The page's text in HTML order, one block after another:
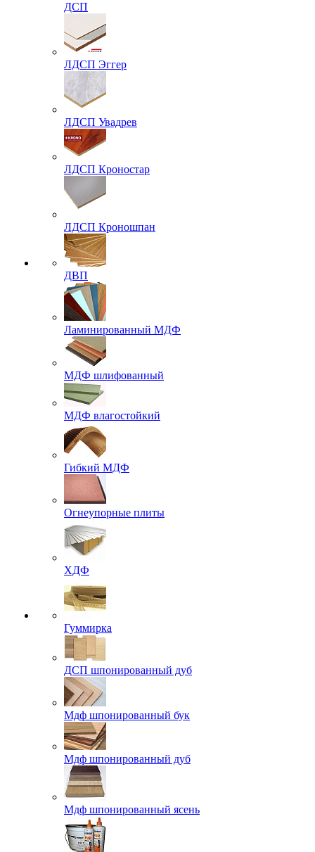
ДСП
ЛДСП Эггер
ЛДСП Увадрев
ЛДСП Кроностар
ЛДСП Кроношпан
ДВП
Ламинированный МДФ
МДФ шлифованный
МДФ влагостойкий
Гибкий МДФ
Огнеупорные плиты
ХДФ
Гуммирка
ДСП шпонированный дуб
Мдф шпонированный бук
Мдф шпонированный дуб
Мдф шпонированный ясень